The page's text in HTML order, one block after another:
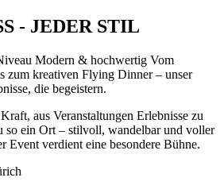
- JEDER STIL
Modern & hochwertig Vom
zum kreativen Flying Dinner – unser
die begeistern.
aus Veranstaltungen Erlebnisse zu
so ein Ort – stilvoll, wandelbar und voller
Event verdient eine besondere Bühne.